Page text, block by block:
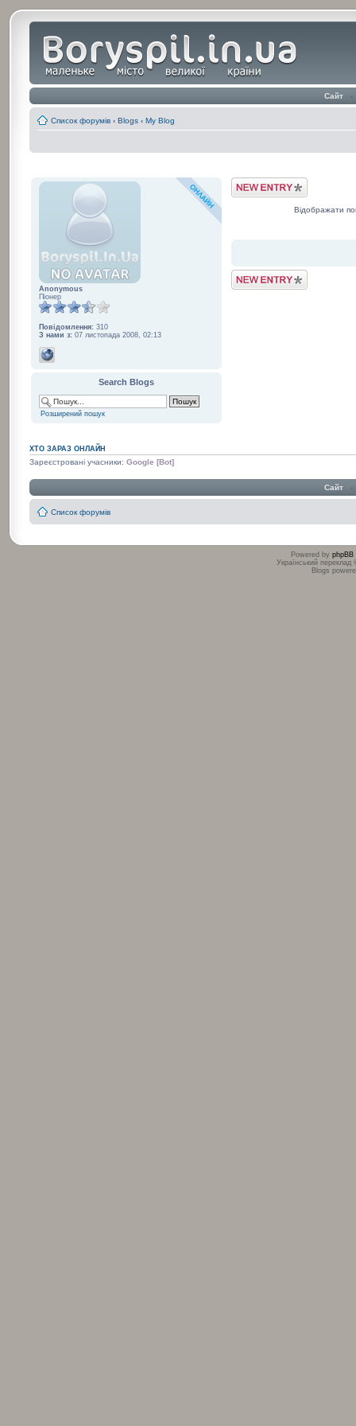
Сайт ‹
Список форумів ‹ Blogs ‹ My Blog
Anonymous
Піонер
Повідомлення: 310
З нами з: 07 листопада 2008, 02:13
Search Blogs
Розширений пошук
Post a Blog Entry
Відображати
Post a Blog Entry
ХТО ЗАРАЗ ОНЛАЙН
Зареєстровані учасники: Google [Bot]
Сайт ‹
Список форумів
Powered by phpBB
Український
Blogs